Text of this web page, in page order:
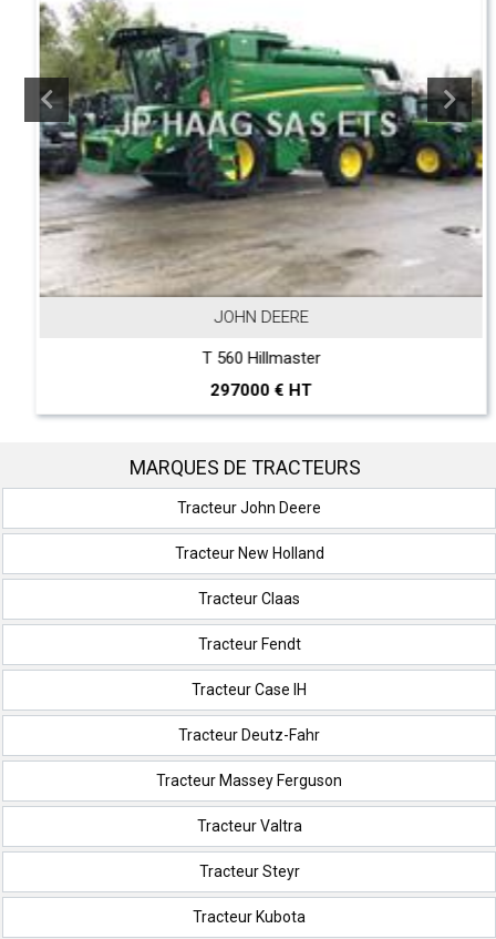
JOHN DEERE
T 560 Hillmaster
297000 € HT
MARQUES DE TRACTEURS
Tracteur John Deere
Tracteur New Holland
Tracteur Claas
Tracteur Fendt
Tracteur Case IH
Tracteur Deutz-Fahr
Tracteur Massey Ferguson
Tracteur Valtra
Tracteur Steyr
Tracteur Kubota